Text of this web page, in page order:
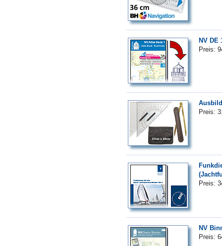
NV DE
Preis:
Preis:
Preis:
NV
Preis: